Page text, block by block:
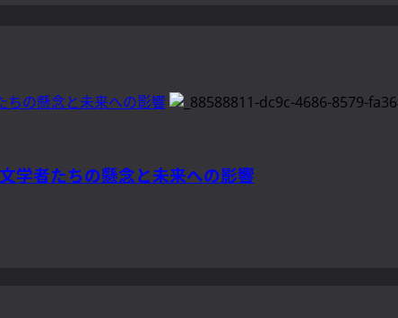
ちの懸念と未来への影響
学者たちの懸念と未来への影響